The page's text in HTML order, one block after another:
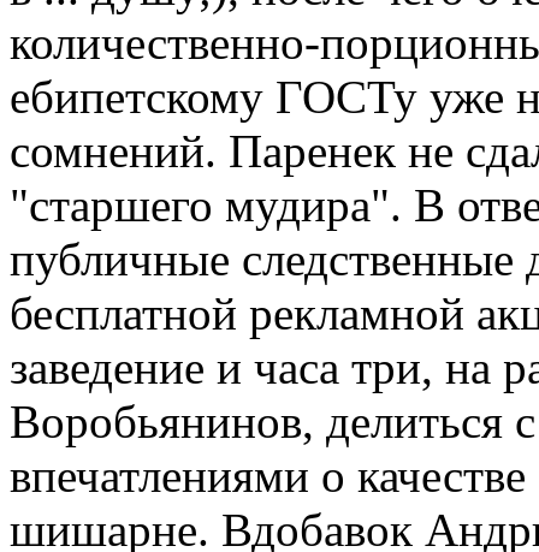
количественно-
ебипетскому ГОСТу уже
сомнений. Паренек не
"старшего мудира". В
публичные следственные
бесплатной рекламной
заведение и часа три, на
Воробьянинов, делиться
впечатлениями о
шишарне. Вдобавок